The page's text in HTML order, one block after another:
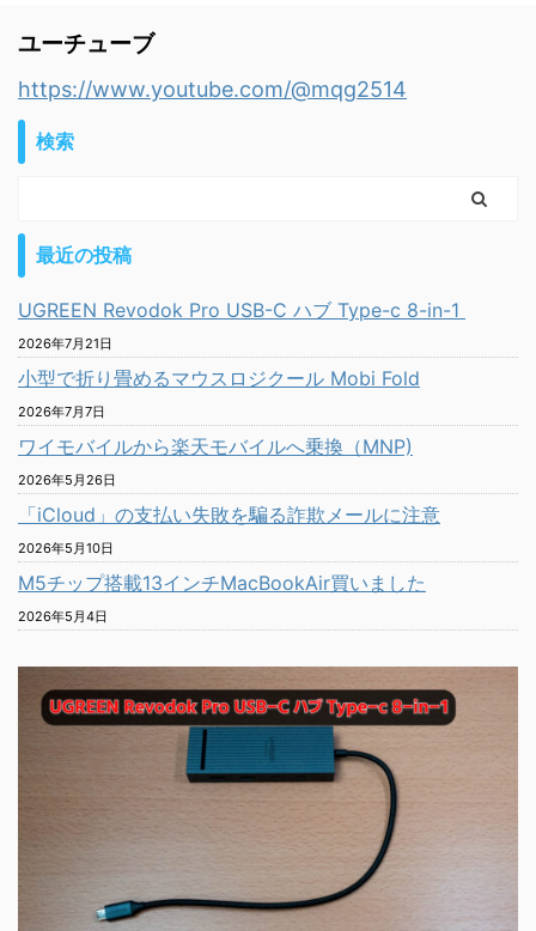
ユーチューブ
https://www.youtube.com/@mqg2514
検索
最近の投稿
UGREEN Revodok Pro USB-C ハブ Type-c 8-in-1
2026年7月21日
小型で折り畳めるマウスロジクール Mobi Fold
2026年7月7日
ワイモバイルから楽天モバイルへ乗換（MNP)
2026年5月26日
「iCloud」の支払い失敗を騙る詐欺メールに注意
2026年5月10日
M5チップ搭載13インチMacBookAir買いました
2026年5月4日